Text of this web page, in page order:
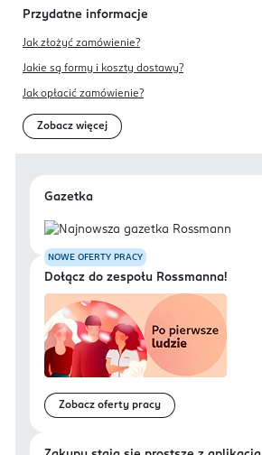
Przydatne informacje
Jak złożyć zamówienie?
Jakie są formy i koszty dostawy?
Jak opłacić zamówienie?
Zobacz więcej
Gazetka
NOWE OFERTY PRACY
Dołącz do zespołu Rossmanna!
Zobacz oferty pracy